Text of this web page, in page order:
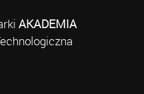
AKADEMIA